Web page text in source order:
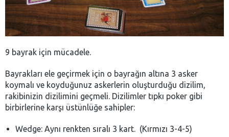
9 bayrak için mücadele.
Bayrakları ele geçirmek için o bayrağın altına 3 asker
koymalı ve koyduğunuz askerlerin oluşturduğu dizilim,
rakibinizin dizilimini geçmeli. Dizilimler tıpkı poker gibi
birbirlerine karşı üstünlüğe sahipler:
Wedge: Aynı renkten sıralı 3 kart. (Kırmızı 3-4-5)